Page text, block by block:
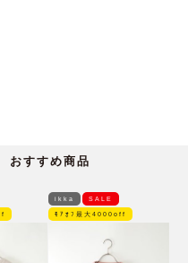
おすすめ商品
ikka SALE
ﾓｱｵﾌ最大4000off